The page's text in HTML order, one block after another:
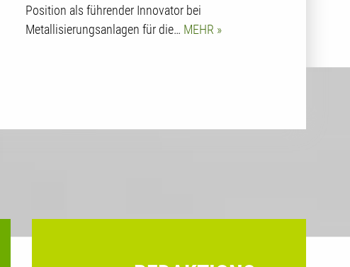
Position als führender Innovator bei
Metallisierungsanlagen für die… MEHR